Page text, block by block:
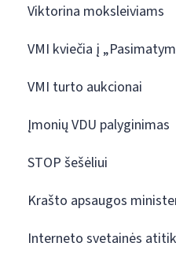
Viktorina moksleiviams
VMI kviečia į
VMI turto aukcionai
Įmonių VDU palyginimas
STOP šešėliui
Krašto apsaugos
Interneto svetainės